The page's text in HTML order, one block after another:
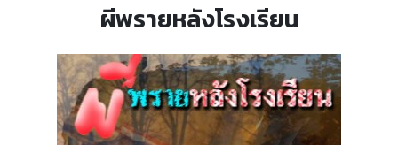
ผีพรายหลังโรงเรียน